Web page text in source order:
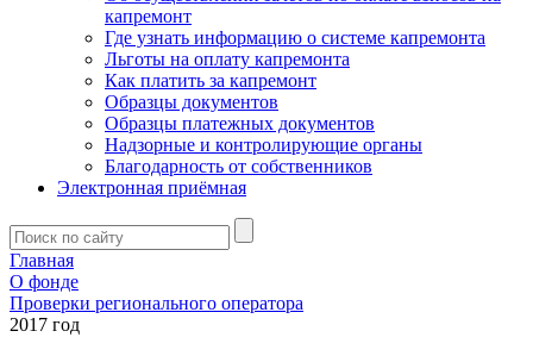
капремонт
Где узнать информацию о системе капремонта
Льготы на оплату капремонта
Как платить за капремонт
Образцы документов
Образцы платежных документов
Надзорные и контролирующие органы
Благодарность от собственников
Электронная приёмная
Главная
О фонде
Проверки регионального оператора
2017 год